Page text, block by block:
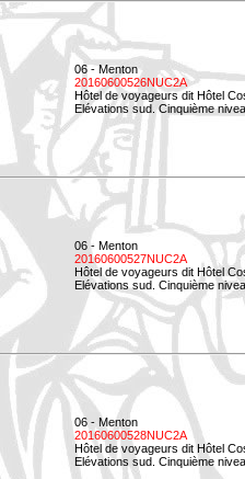
06 - Menton
20160600526NUC2A
Hôtel de voyageurs dit Hôtel
Elévations sud. Cinquième
06 - Menton
20160600527NUC2A
Hôtel de voyageurs dit Hôtel
Elévations sud. Cinquième
06 - Menton
20160600528NUC2A
Hôtel de voyageurs dit Hôtel
Elévations sud. Cinquième